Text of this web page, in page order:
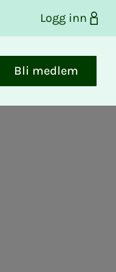
Logg inn
søk
Bli medlem